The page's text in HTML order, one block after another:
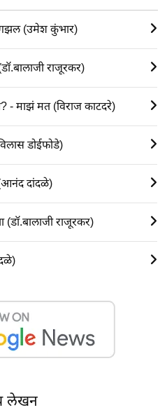
गझल (उमेश कुंभार)
राजूरकर)
- माझं मत (विराज काटदरे)
डोईफोडे)
(आनंद दांदळे)
(डॉ.बालाजी राजूरकर)
लेखन